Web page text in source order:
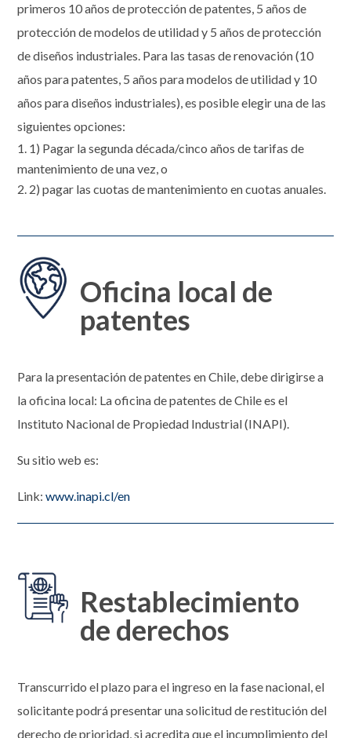
primeros 10 años de protección de patentes, 5 años de
protección de modelos de utilidad y 5 años de protección
de diseños industriales. Para las tasas de renovación (10
años para patentes, 5 años para modelos de utilidad y 10
años para diseños industriales), es posible elegir una de las
siguientes opciones:
1) Pagar la segunda década/cinco años de tarifas de
mantenimiento de una vez, o
2) pagar las cuotas de mantenimiento en cuotas anuales.
Oficina local de
patentes
Para la presentación de patentes en Chile, debe dirigirse a
la oficina local: La oficina de patentes de Chile es el
Instituto Nacional de Propiedad Industrial (INAPI).
Su sitio web es:
Link:www.inapi.cl/en
Restablecimiento
de derechos
Transcurrido el plazo para el ingreso en la fase nacional, el
solicitante podrá presentar una solicitud de restitución del
derecho de prioridad, si acredita que el incumplimiento del